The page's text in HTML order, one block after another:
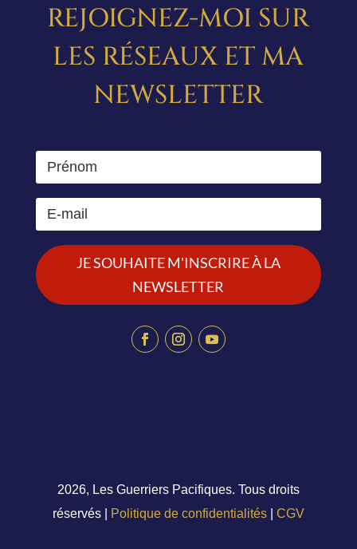
REJOIGNEZ-MOI SUR
LES RÉSEAUX ET MA
NEWSLETTER
JE SOUHAITE M'INSCRIRE À LA
NEWSLETTER
2026, Les Guerriers Pacifiques. Tous droits
réservés |
Politique de confidentialités| CGV